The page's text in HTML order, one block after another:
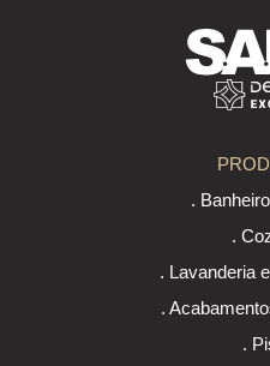
.
.
. Lavanderia
.
.